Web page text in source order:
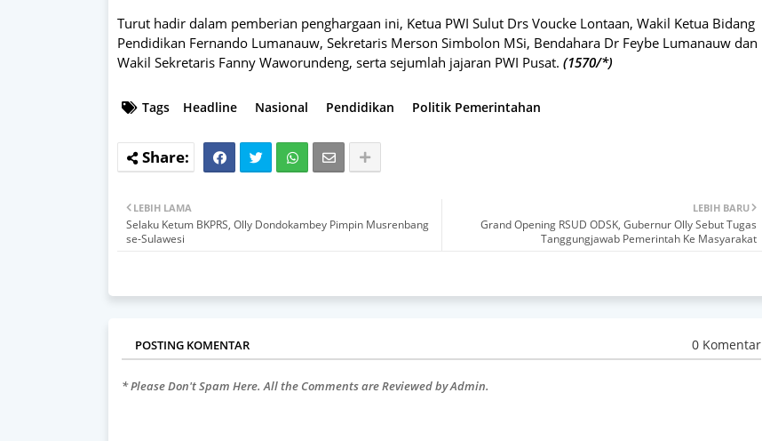
Turut hadir dalam pemberian penghargaan ini, Ketua PWI Sulut Drs Voucke Lontaan, Wakil Ketua Bidang
Pendidikan Fernando Lumanauw, Sekretaris Merson Simbolon MSi, Bendahara Dr Feybe Lumanauw dan
Wakil Sekretaris Fanny Waworundeng, serta sejumlah jajaran PWI Pusat. (1570/*)
Tags Headline Nasional Pendidikan Politik Pemerintahan
LEBIH BARU
Grand Opening RSUD ODSK, Gubernur Olly Sebut Tugas
Tanggungjawab Pemerintah Ke Masyarakat
LEBIH LAMA
Selaku Ketum BKPRS, Olly Dondokambey Pimpin Musrenbang
se-Sulawesi
POSTING KOMENTAR 0 Komentar
* Please Don't Spam Here. All the Comments are Reviewed by Admin.